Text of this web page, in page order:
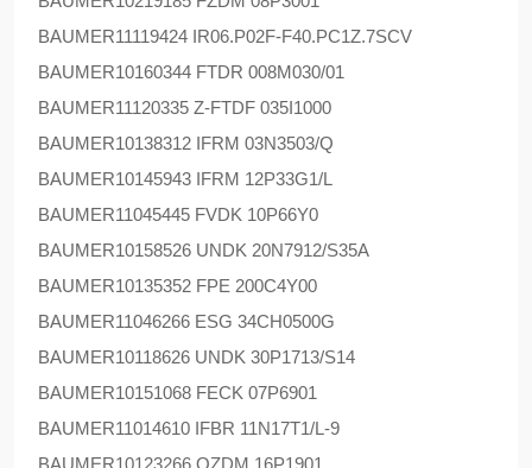
BAUMER11119424 IR06.P02F-F40.PC1Z.7SCV
BAUMER10160344 FTDR 008M030/01
BAUMER11120335 Z-FTDF 035I1000
BAUMER10138312 IFRM 03N3503/Q
BAUMER10145943 IFRM 12P33G1/L
BAUMER11045445 FVDK 10P66Y0
BAUMER10158526 UNDK 20N7912/S35A
BAUMER10135352 FPE 200C4Y00
BAUMER11046266 ESG 34CH0500G
BAUMER10118626 UNDK 30P1713/S14
BAUMER10151068 FECK 07P6901
BAUMER11014610 IFBR 11N17T1/L-9
BAUMER10123266 OZDM 16P1901